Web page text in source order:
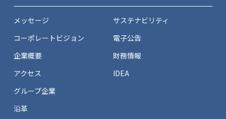
メッセージ
コーポレートビジョン
企業概要
アクセス
グループ企業
沿革
サステナビリティ
電子公告
財務情報
IDEA